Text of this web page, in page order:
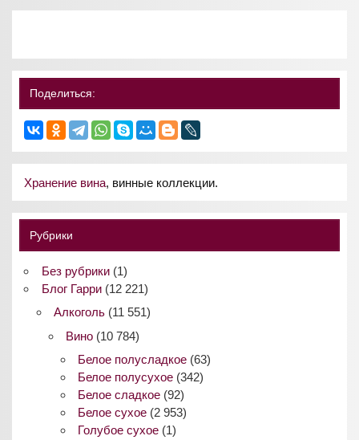
Поделиться:
Хранение вина, винные коллекции.
Рубрики
Без рубрики(1)
Блог Гарри(12 221)
Алкоголь(11 551)
Вино(10 784)
Белое полусладкое (63)
Белое полусухое (342)
Белое сладкое (92)
Белое сухое (2 953)
Голубое сухое (1)